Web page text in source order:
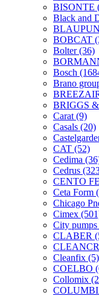
BISONTE
Black and
BOBCAT
Bolter(36)
Bosch
Brano
BRIGGS
Carat (9)
Casals (20)
CAT (52)
Cedima
Cedrus
CENTO
Ceta Form
Chicago
Cimex
City pumps
CLABER
Cleanfix (5)
COELBO
Collomix